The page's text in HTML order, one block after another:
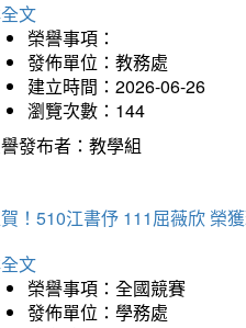
文
榮譽事項：
發佈單位：教務處
建立時間：2026-06-26
瀏覽次數：144
發布者：教學組
！510江書伃 111屈薇欣 榮
文
榮譽事項：全國競賽
發佈單位：學務處